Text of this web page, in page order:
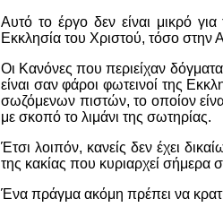
Αυτό το έργο δεν είναι μικρό
Εκκλησία του Χριστού, τόσο στην
Οι Κανόνες που περιείχαν
είναι σαν φάροι φωτεινοί της
σωζόμενων πιστών, το οποίον
με σκοπό το λιμάνι της σωτηρίας.
Έτσι λοιπόν, κανείς δεν έχει
της κακίας που κυριαρχεί
Ένα πράγμα ακόμη πρέπει να